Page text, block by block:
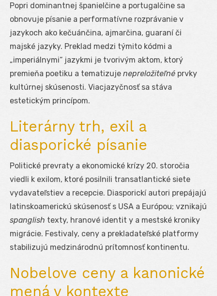
Popri dominantnej španielčine a portugalčine sa
obnovuje písanie a performatívne rozprávanie v
jazykoch ako kečuánčina, ajmarčina, guaraní či
majské jazyky. Preklad medzi týmito kódmi a
„imperiálnymi“ jazykmi je tvorivým aktom, ktorý
premieňa poetiku a tematizuje nepreložiteľné prvky
kultúrnej skúsenosti. Viacjazyčnosť sa stáva
estetickým princípom.
Literárny trh, exil a
diasporické písanie
Politické prevraty a ekonomické krízy 20. storočia
viedli k exilom, ktoré posilnili transatlantické siete
vydavateľstiev a recepcie. Diasporickí autori prepájajú
latinskoamerickú skúsenosť s USA a Európou; vznikajú
spanglish texty, hranové identit y a mestské kroniky
migrácie. Festivaly, ceny a prekladateľské platformy
stabilizujú medzinárodnú prítomnosť kontinentu.
Nobelove ceny a kanonické
mená v kontexte